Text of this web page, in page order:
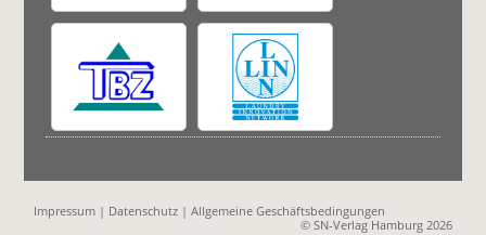
Impressum | Datenschutz |Allgemeine Geschäftsbedingungen
© SN-Verlag Hamburg 2026